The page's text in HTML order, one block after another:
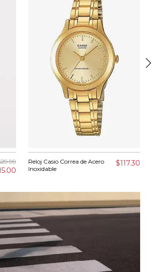
Reloj Casio Correa de Acero
Inoxidable
$117.30